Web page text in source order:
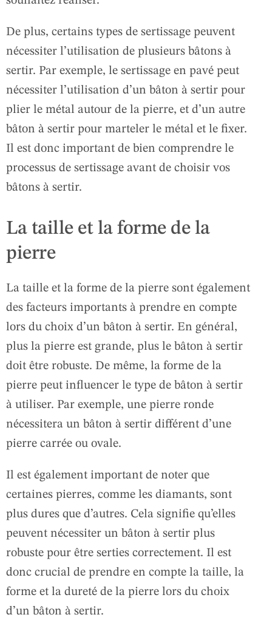
De plus, certains types de sertissage peuvent
nécessiter l’utilisation de plusieurs bâtons à
sertir. Par exemple, le sertissage en pavé peut
nécessiter l’utilisation d’un bâton à sertir pour
plier le métal autour de la pierre, et d’un autre
bâton à sertir pour marteler le métal et le fixer.
Il est donc important de bien comprendre le
processus de sertissage avant de choisir vos
bâtons à sertir.
La taille et la forme de la
pierre
La taille et la forme de la pierre sont également
des facteurs importants à prendre en compte
lors du choix d’un bâton à sertir. En général,
plus la pierre est grande, plus le bâton à sertir
doit être robuste. De même, la forme de la
pierre peut influencer le type de bâton à sertir
à utiliser. Par exemple, une pierre ronde
nécessitera un bâton à sertir différent d’une
pierre carrée ou ovale.
Il est également important de noter que
certaines pierres, comme les diamants, sont
plus dures que d’autres. Cela signifie qu’elles
peuvent nécessiter un bâton à sertir plus
robuste pour être serties correctement. Il est
donc crucial de prendre en compte la taille, la
forme et la dureté de la pierre lors du choix
d’un bâton à sertir.